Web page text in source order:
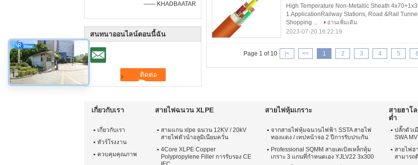
—— KHADBAATAR
สนทนาออนไลน์ตอนนี้ฉัน
High Temperature Non-Metallic Sheath
1.ApplicationRailway Stations, Road &Rail
Shopping ...
อ่านเพิ่มเติม
2023-07-20 16:22:19
Page 1 of 10 |< << 1 2 3 4 5 6
เกี่ยวกับเรา
เกี่ยวกับเรา
ทัวร์โรงงาน
ควบคุมคุณภาพ
สายไฟฉนวน XLPE
สามแกน xlpe ฉนวน 12KV / 20kV
สายไฟตัวนำอลูมิเนียมควั่น
4Core XLPE Copper
Polypropylene Filler การรับรอง CE
สายไฟหุ้มเกราะ
จากสายไฟหุ้มฉนวนไฟฟ้า SSTA สายไฟ
ทองแดง / เทปหน้าจอ 2 ปีการรับประกัน
Professional SQMM สายเคเบิลเหล็กหุ้ม
เกราะ 3 แกนที่กำหนดเอง YJLV22 3x300
สายฮาโ
ต่ำ
ปลั๊กตัวเ
SWA
สายไฟฮ
สามารถ